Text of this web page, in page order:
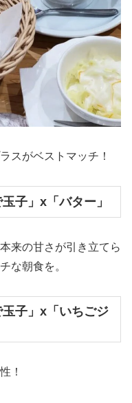
スがベストマッチ！
子」x「バター」
来の甘さが引き立てら
な朝食を。
玉子」x「いちごジ
！